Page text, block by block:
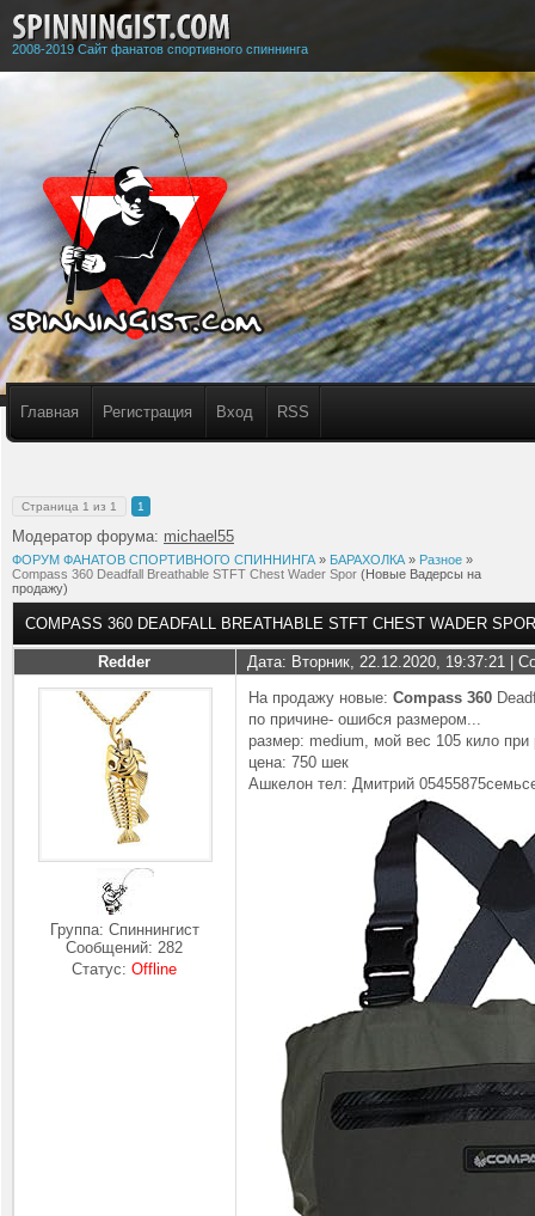
2008-2019 Сайт фанатов спортивного спиннинга
Главная Регистрация Вход RSS
Страница 1 из 1 1
Модератор форума: michael55
ФОРУМ ФАНАТОВ СПОРТИВНОГО СПИННИНГА » БАРАХОЛКА » Разное »
Compass 360 Deadfall Breathable STFT Chest Wader Spor (Новые Вадерсы на
продажу)
COMPASS 360 DEADFALL BREATHABLE STFT CHEST WADER SPOR
Redder Дата: Вторник, 22.12.2020, 19:37:21 |
Группа: Спиннингист
Сообщений:282
Статус:Offline
На продажу новые: Compass 360
по причине- ошибся размером...
размер: medium, мой вес 105 кило
цена: 750 шек
Ашкелон тел: Дмитрий